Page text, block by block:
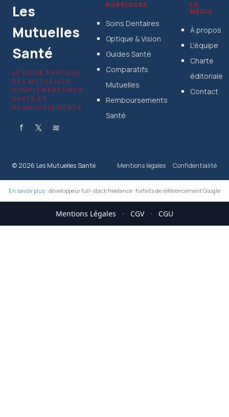
Les
Mutuelles
Santé
LE GUIDE PRATIQUE
DES MUTUELLES,
COMPLÉMENTAIRES
SANTÉ ET
REMBOURSEMENTS
f 𝕏 ≋
RUBRIQUES
Soins Dentaires
Optique & Vision
Guides Santé
Comparatifs
Mutuelles
Remboursements
Santé
LE
MÉDIA
À propos
L'équipe
Charte
éditoriale
Contact
© 2026 Les Mutuelles Santé Mentions légales Confidentialité
En savoir plus : développeur full-stack freelance·forfaits de référencement Google
Mentions Légales · CGV · CGU